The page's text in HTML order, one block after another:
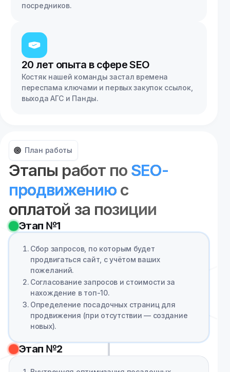
посредников.
20 лет опыта в сфере SEO
Костяк нашей команды застал времена
переспама ключами и первых закупок ссылок,
выхода АГС и Панды.
План работы
Этапы работ по SEO-
продвижениюс
оплатой за позиции
Этап №1
Сбор запросов, по которым будет
продвигаться сайт, с учётом ваших
пожеланий.
Согласование запросов и стоимости за
нахождение в топ-10.
Определение посадочных страниц для
продвижения (при отсутствии — создание
новых).
Этап №2